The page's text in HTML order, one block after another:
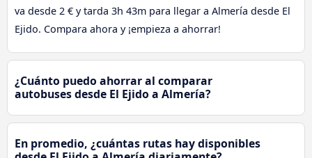
va desde 2 € y tarda 3h 43m para llegar a Almería desde El
Ejido. Compara ahora y ¡empieza a ahorrar!
¿Cuánto puedo ahorrar al comparar
autobuses desde El Ejido a Almería?
En promedio, ¿cuántas rutas hay disponibles